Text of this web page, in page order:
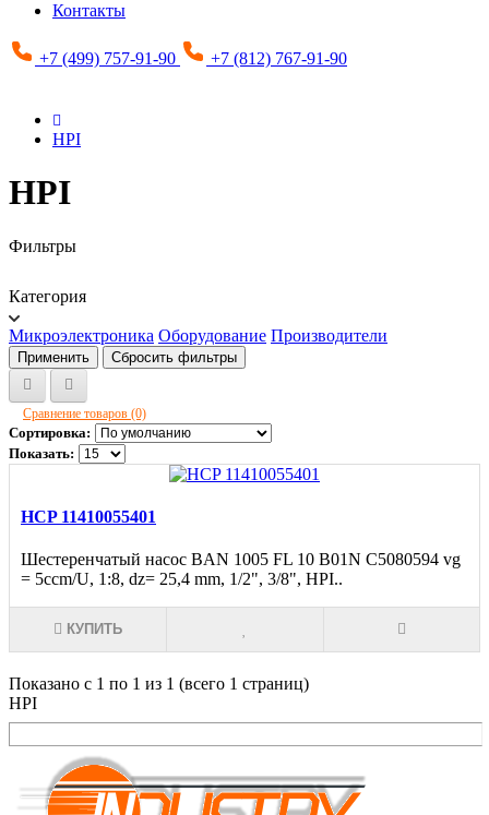
Контакты
+7 (499) 757-91-90 +7 (812) 767-91-90
HPI
HPI
Фильтры
Категория
Микроэлектроника Оборудование Производители
Применить Сбросить фильтры
Сравнение товаров (0)
Сортировка:
Показать:
HCP 11410055401
Шестеренчатый насос BAN 1005 FL 10 B01N C5080594 vg
= 5ccm/U, 1:8, dz= 25,4 mm, 1/2", 3/8", HPI..
КУПИТЬ
Показано с 1 по 1 из 1 (всего 1 страниц)
HPI